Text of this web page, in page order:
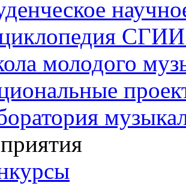
СГИИ
молодого